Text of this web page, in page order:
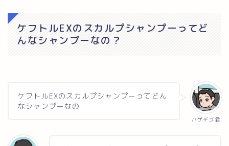
ケフトルEXのスカルプシャンプーってど
んなシャンプーなの？
ハゲデブ君
ケフトルEXのスカルプシャンプーってどん
なシャンプーなの